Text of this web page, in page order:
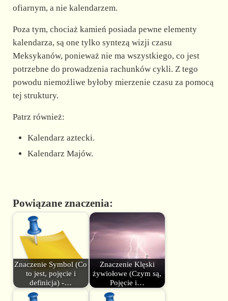
ofiarnym, a nie kalendarzem.
Poza tym, chociaż kamień posiada pewne elementy
kalendarza, są one tylko syntezą wizji czasu
Meksykanów, ponieważ nie ma wszystkiego, co jest
potrzebne do prowadzenia rachunków cykli. Z tego
powodu niemożliwe byłoby mierzenie czasu za pomocą
tej struktury.
Patrz również:
Kalendarz aztecki.
Kalendarz Majów.
Powiązane znaczenia:
Znaczenie Symbol (Co
to jest, pojęcie i
definicja) -…
Znaczenie Klęski
żywiołowe (Czym są,
Pojęcie i…